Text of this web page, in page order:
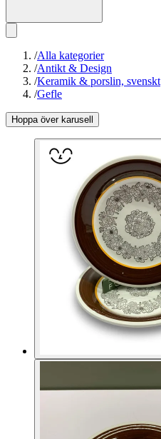
/Alla kategorier
/Antikt & Design
/Keramik & porslin, svenskt
/Gefle
Hoppa över karusell